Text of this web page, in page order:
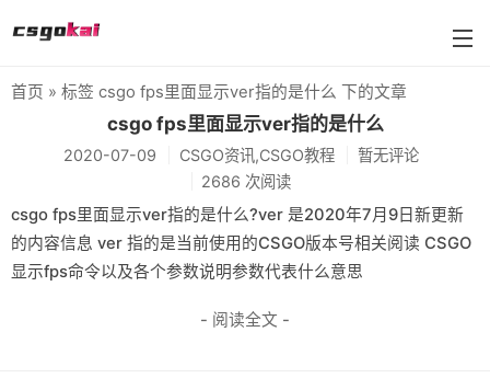
farmskins
88dog
flamecases
88hash-jp
首页 » 标签 csgo fps里面显示ver指的是什么 下的文章
csgo fps里面显示ver指的是什么
2020-07-09 CSGO资讯,CSGO教程
暂无评论
2686 次阅读
csgo fps里面显示ver指的是什么?ver 是2020年7月9日新更新
的内容信息 ver 指的是当前使用的CSGO版本号相关阅读 CSGO
显示fps命令以及各个参数说明参数代表什么意思
- 阅读全文 -